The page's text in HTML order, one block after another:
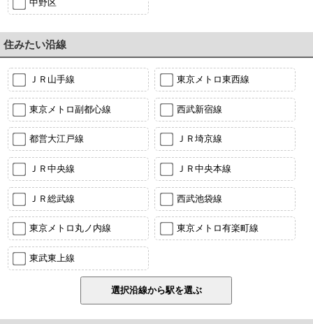
中野区
住みたい沿線
ＪＲ山手線 東京メトロ東西線
東京メトロ副都心線 西武新宿線
都営大江戸線 ＪＲ埼京線
ＪＲ中央線 ＪＲ中央本線
ＪＲ総武線 西武池袋線
東京メトロ丸ノ内線 東京メトロ有楽町線
東武東上線